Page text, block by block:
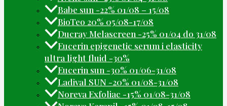
Babe sun -22% 01/08 – 15/08
BioTeo 20% 05/08-17/08
Ducray Melascreen -25% 01/04 do 31/08
Eucerin epigenetic serum i elasticity
ultra light fluid -30%
Eucerin sun -30% 01/06-31/08
Ladival SUN -20% 01/08-31/08
Noreva Exfoliac -15% 01/08-31/08